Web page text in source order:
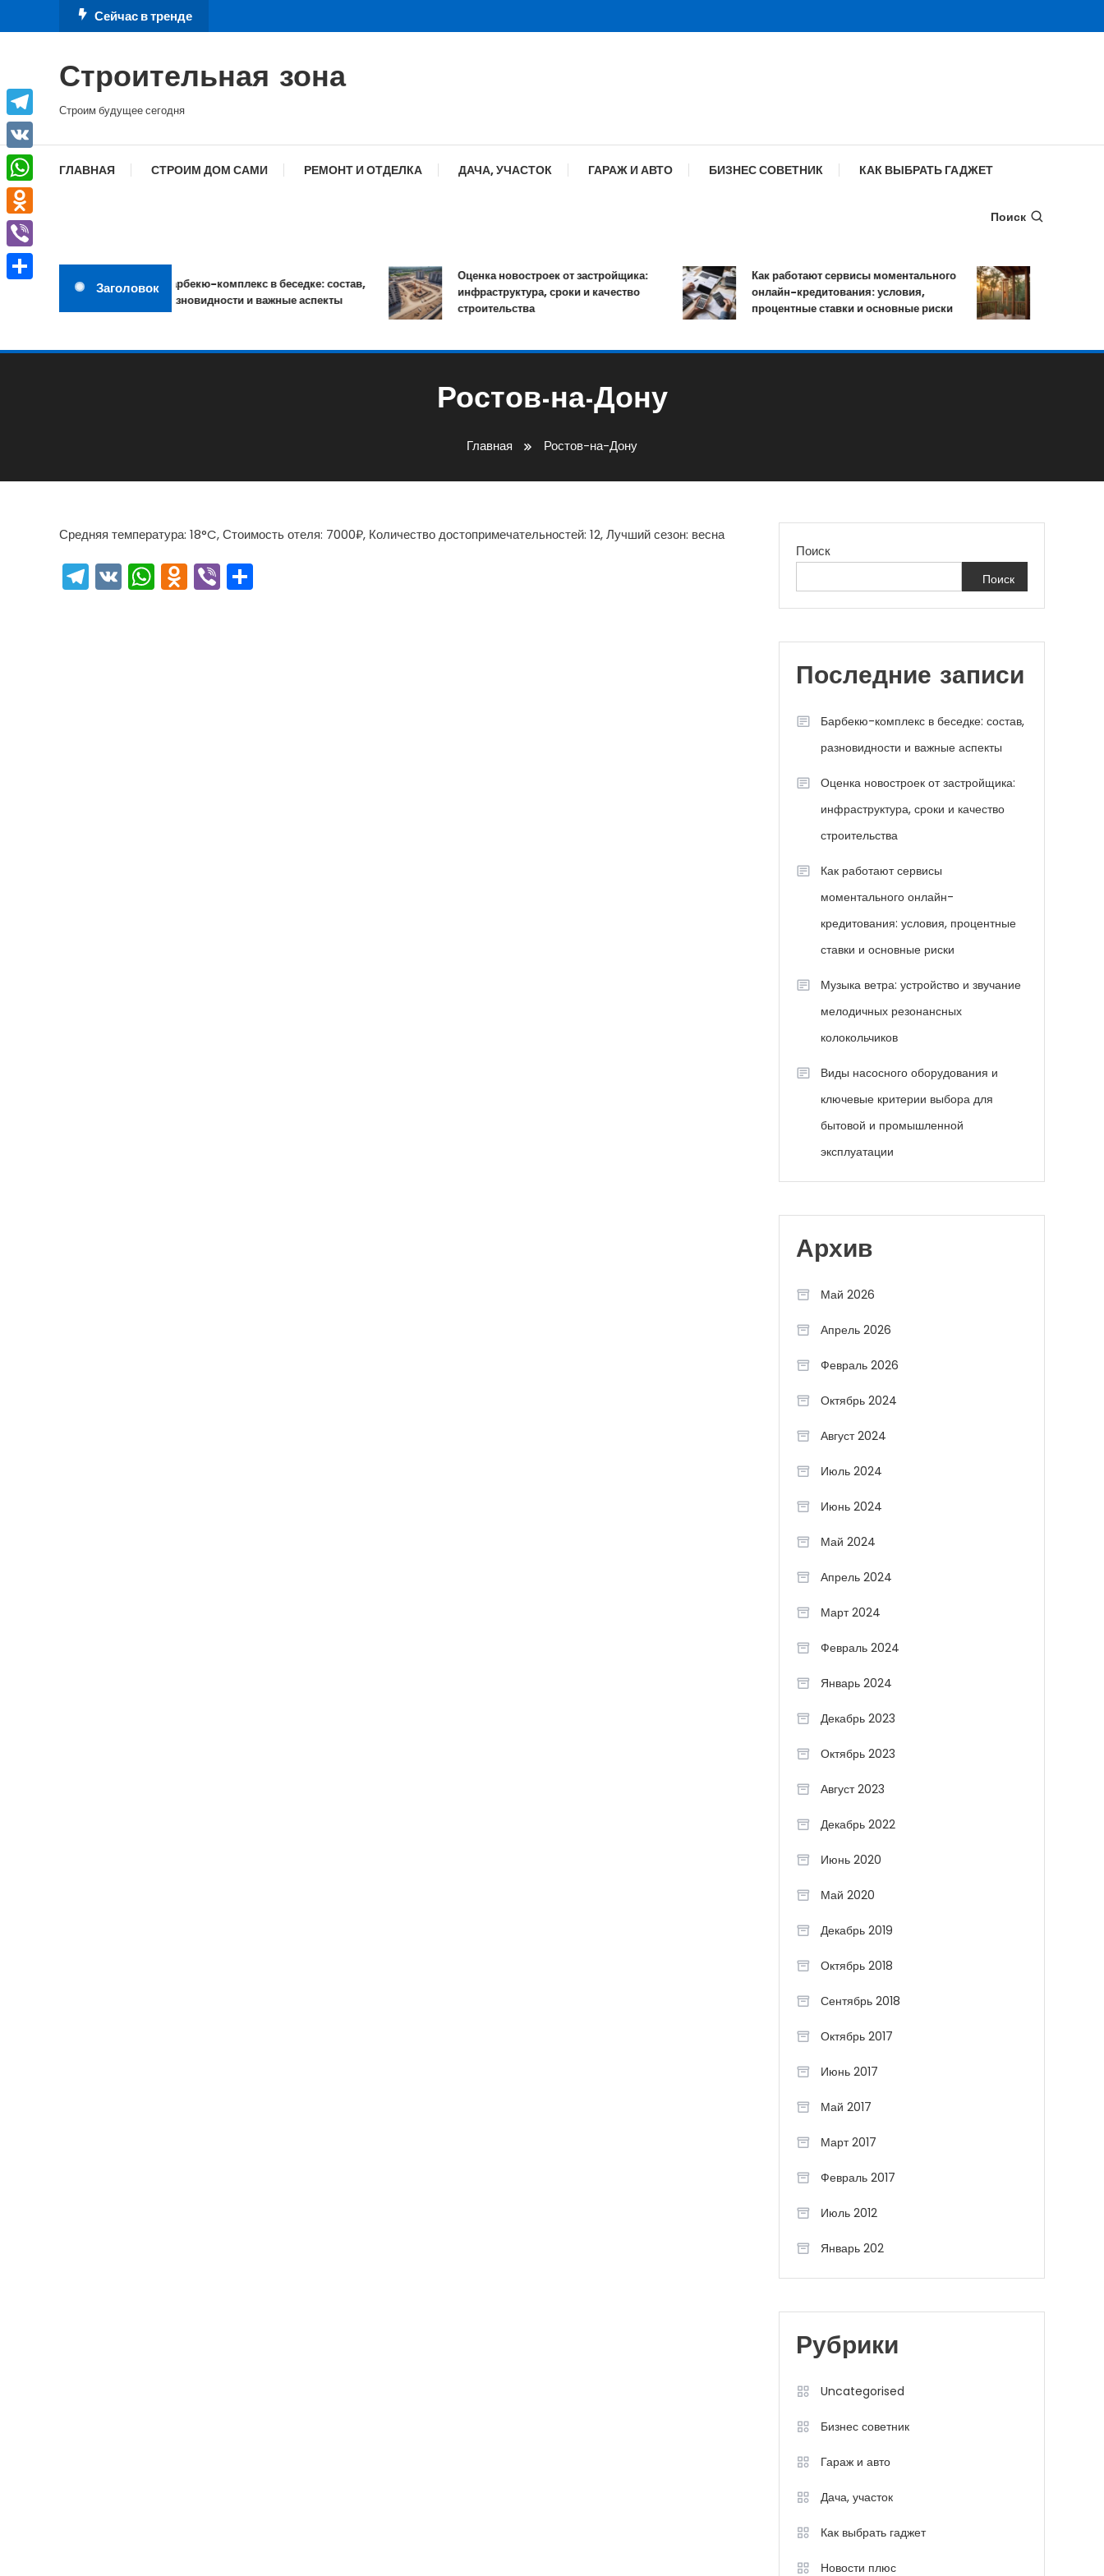
к
Сейчас в тренде
Строительная зона
Строим будущее сегодня
ГЛАВНАЯ СТРОИМ ДОМ САМИ РЕМОНТ И ОТДЕЛКА ДАЧА, УЧАСТОК ГАРАЖ И АВТО БИЗНЕС СОВЕТНИК КАК ВЫБРАТЬ ГАДЖЕТ
Поиск
ЗаголовокБарбекю-комплекс в беседке: состав,
разновидности и важные аспекты
Оценка новостроек от застройщика:
инфраструктура, сроки и качество
строительства
Как работают сервисы моментального
онлайн-кредитования: условия,
процентные ставки и основные риски
Музыка
Ростов-на-Дону
Главная Ростов-на-Дону
Средняя температура: 18°C, Стоимость отеля: 7000₽, Количество достопримечательностей: 12, Лучший сезон: весна
Telegram
VKWhatsApp
Odnoklassniki
Viber
Поиск
Поиск
Последние записи
Барбекю-комплекс в беседке: состав,
разновидности и важные аспекты
Оценка новостроек от застройщика:
инфраструктура, сроки и качество
строительства
Как работают сервисы
моментального онлайн-
кредитования: условия, процентные
ставки и основные риски
Музыка ветра: устройство и звучание
мелодичных резонансных
колокольчиков
Виды насосного оборудования и
ключевые критерии выбора для
бытовой и промышленной
эксплуатации
Архив
Май 2026
Апрель 2026
Февраль 2026
Октябрь 2024
Август 2024
Июль 2024
Июнь 2024
Май 2024
Апрель 2024
Март 2024
Февраль 2024
Январь 2024
Декабрь 2023
Октябрь 2023
Август 2023
Декабрь 2022
Июнь 2020
Май 2020
Декабрь 2019
Октябрь 2018
Сентябрь 2018
Октябрь 2017
Июнь 2017
Май 2017
Март 2017
Февраль 2017
Июль 2012
Январь 202
Рубрики
Uncategorised
Бизнес советник
Гараж и авто
Дача, участок
Как выбрать гаджет
Новости плюс
Telegram
VK
WhatsApp
Odnoklassniki
Viber